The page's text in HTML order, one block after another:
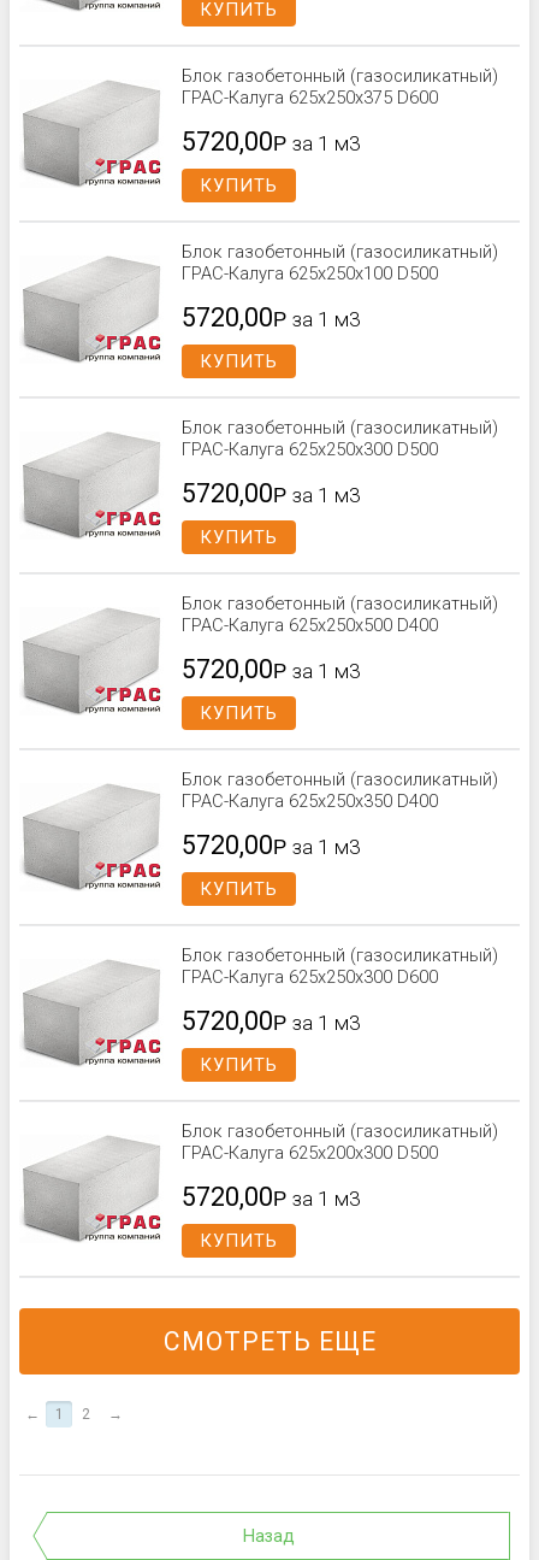
КУПИТЬ
Блок газобетонный (газосиликатный)
ГРАС-Калуга 625x250x375 D600
5720,00Р за 1 м3
КУПИТЬ
Блок газобетонный (газосиликатный)
ГРАС-Калуга 625x250x100 D500
5720,00Р за 1 м3
КУПИТЬ
Блок газобетонный (газосиликатный)
ГРАС-Калуга 625x250x300 D500
5720,00Р за 1 м3
КУПИТЬ
Блок газобетонный (газосиликатный)
ГРАС-Калуга 625x250x500 D400
5720,00Р за 1 м3
КУПИТЬ
Блок газобетонный (газосиликатный)
ГРАС-Калуга 625x250x350 D400
5720,00Р за 1 м3
КУПИТЬ
Блок газобетонный (газосиликатный)
ГРАС-Калуга 625x250x300 D600
5720,00Р за 1 м3
КУПИТЬ
Блок газобетонный (газосиликатный)
ГРАС-Калуга 625x200x300 D500
5720,00Р за 1 м3
КУПИТЬ
СМОТРЕТЬ ЕЩЕ
← 1 2 →
Назад